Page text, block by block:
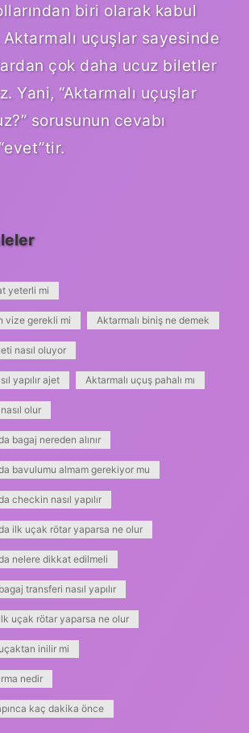
biri olarak kabul
uçuşlar sayesinde
çok daha ucuz biletler
Yani, “Aktarmalı uçuşlar
sorusunun cevabı
yeterli mi
vize gerekli mi Aktarmalı biniş ne demek
nasıl oluyor
yapılır ajet Aktarmalı uçuş pahalı mı
olur
bagaj nereden alınır
bavulumu almam gerekiyor mu
checkin nasıl yapılır
ilk uçak rötar yaparsa ne olur
nelere dikkat edilmeli
transferi nasıl yapılır
uçak rötar yaparsa ne olur
inilir mi
nedir
kaç dakika önce